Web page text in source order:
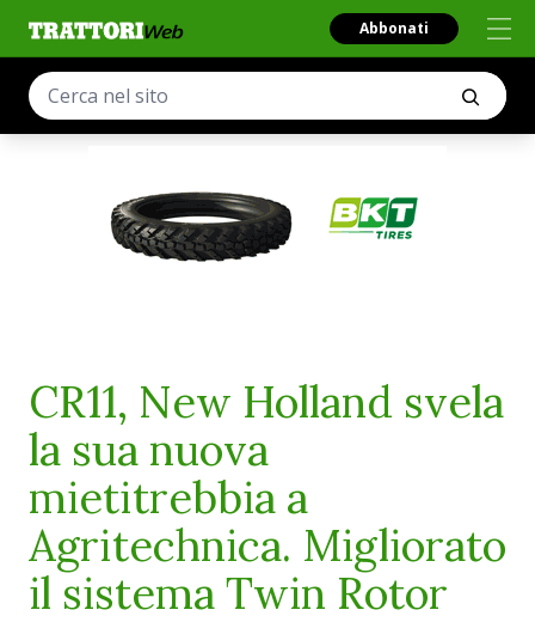
Abbonati
CR11, New Holland svela
la sua nuova
mietitrebbia a
Agritechnica. Migliorato
il sistema Twin Rotor